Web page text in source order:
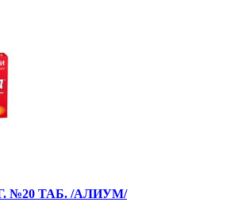
№20 ТАБ. /АЛИУМ/